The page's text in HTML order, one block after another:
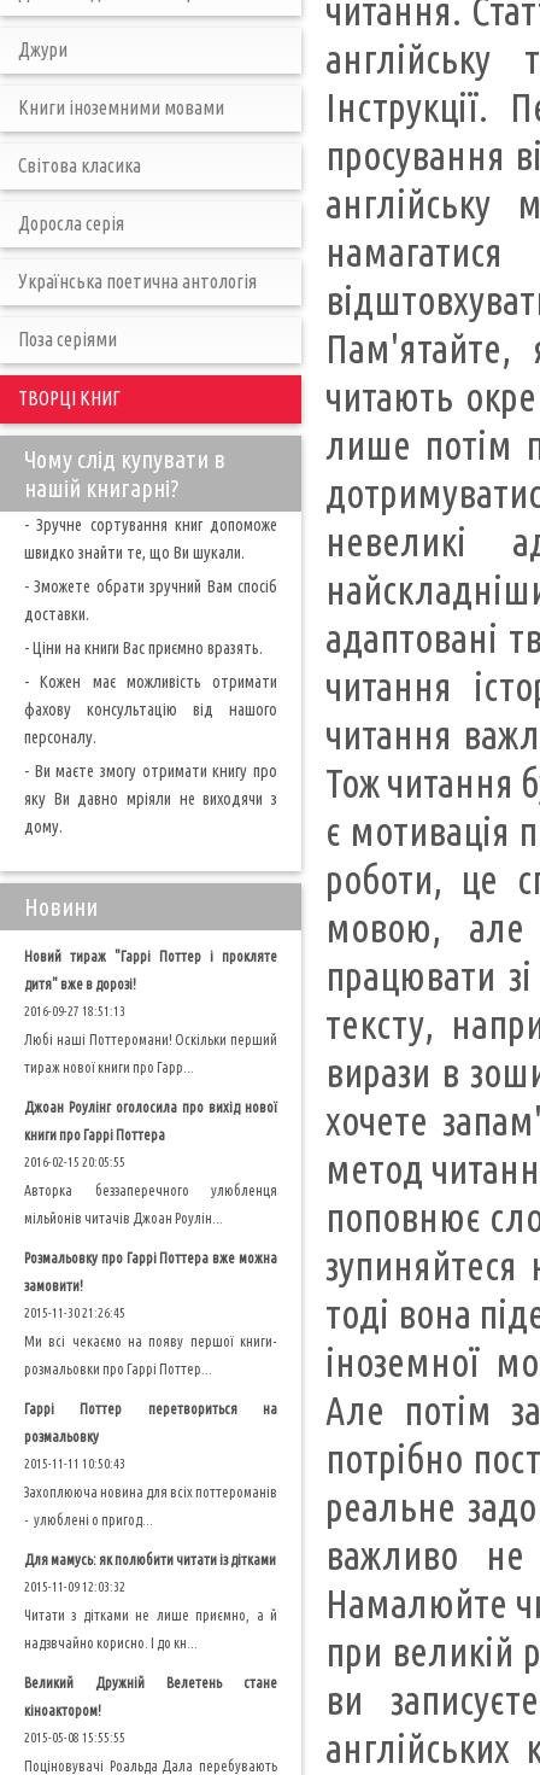
читання.
просування
Пам'ятайте,
читають
лише потім
невеликі
адаптовані
читання
читання
Тож читання
є мотивація
роботи, це
мовою, але
працювати
тексту,
вирази в
хочете
метод
поповнює
тоді вона
іноземної
Але потім
потрібно
реальне
важливо не
Намалюйте
при великій
ви
Джури
Книги іноземними мовами
Світова класика
Доросла серія
Українська поетична антологія
Поза серіями
ТВОРЦІ КНИГ
Чому слід купувати в
нашій книгарні?
- Зручне сортування книг допоможе
швидко знайти те, що Ви шукали.
- Зможете обрати зручний Вам спосіб
доставки.
- Ціни на книги Вас приємно вразять.
- Кожен має можливість отримати
фахову консультацію від нашого
персоналу.
- Ви маєте змогу отримати книгу про
яку Ви давно мріяли не виходячи з
дому.
Новини
Новий тираж "Гаррі Поттер і прокляте
дитя" вже в дорозі!
2016-09-27 18:51:13
Любі наші Поттеромани! Оскільки перший
тираж нової книги про Гарр...
Джоан Роулінг оголосила про вихід нової
книги про Гаррі Поттера
2016-02-15 20:05:55
Авторка беззаперечного улюбленця
мільйонів читачів Джоан Роулін...
Розмальовку про Гаррі Поттера вже можна
замовити!
2015-11-30 21:26:45
Ми всі чекаємо на появу першої книги-
розмальовки про Гаррі Поттер...
Гаррі Поттер перетвориться на
розмальовку
2015-11-11 10:50:43
Захоплююча новина для всіх поттероманів
- улюблені о пригод...
Для мамусь: як полюбити читати із дітками
2015-11-09 12:03:32
Читати з дітками не лише приємно, а й
надзвчайно корисно. І до кн...
Великий Дружній Велетень стане
кіноактором!
2015-05-08 15:55:55
Поціновувачі Роальда Дала перебувають